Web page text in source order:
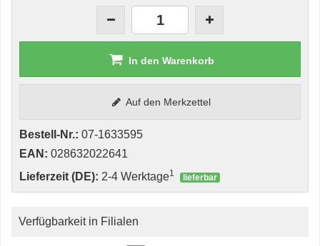
In den Warenkorb
Auf den Merkzettel
Bestell-Nr.: 07-1633595
EAN: 028632022641
Lieferzeit (DE): 2-4 Werktage1 lieferbar
Verfügbarkeit in Filialen